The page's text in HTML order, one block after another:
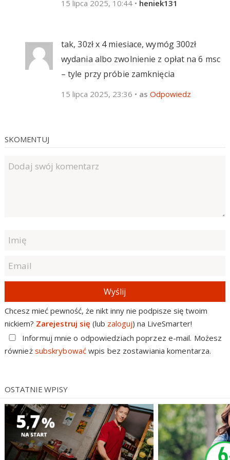
15 lipca 2025, 10:44 • heniek131
tak, 30zł x 4 miesiace, wymóg 300zł
wydania albo zwolnienie z opłat na 6 msc
– tyle przy próbie zamknięcia
15 lipca 2025, 23:36 • as Odpowiedz
SKOMENTUJ
Wyślij
Chcesz mieć pewność, że nikt inny nie podpisze się twoim
nickiem? Zarejestruj się (lub zaloguj) na LiveSmarter!
Informuj mnie o odpowiedziach poprzez e-mail. Możesz
również subskrybowaćwpis bez zostawiania komentarza.
OSTATNIE WPISY